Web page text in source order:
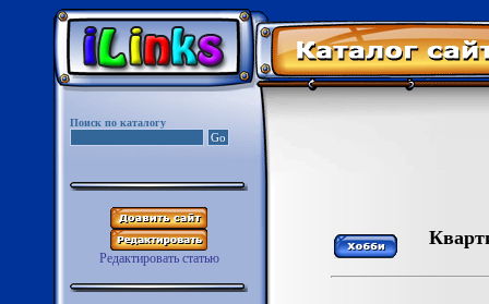
Поиск по каталогу
Редактировать статью